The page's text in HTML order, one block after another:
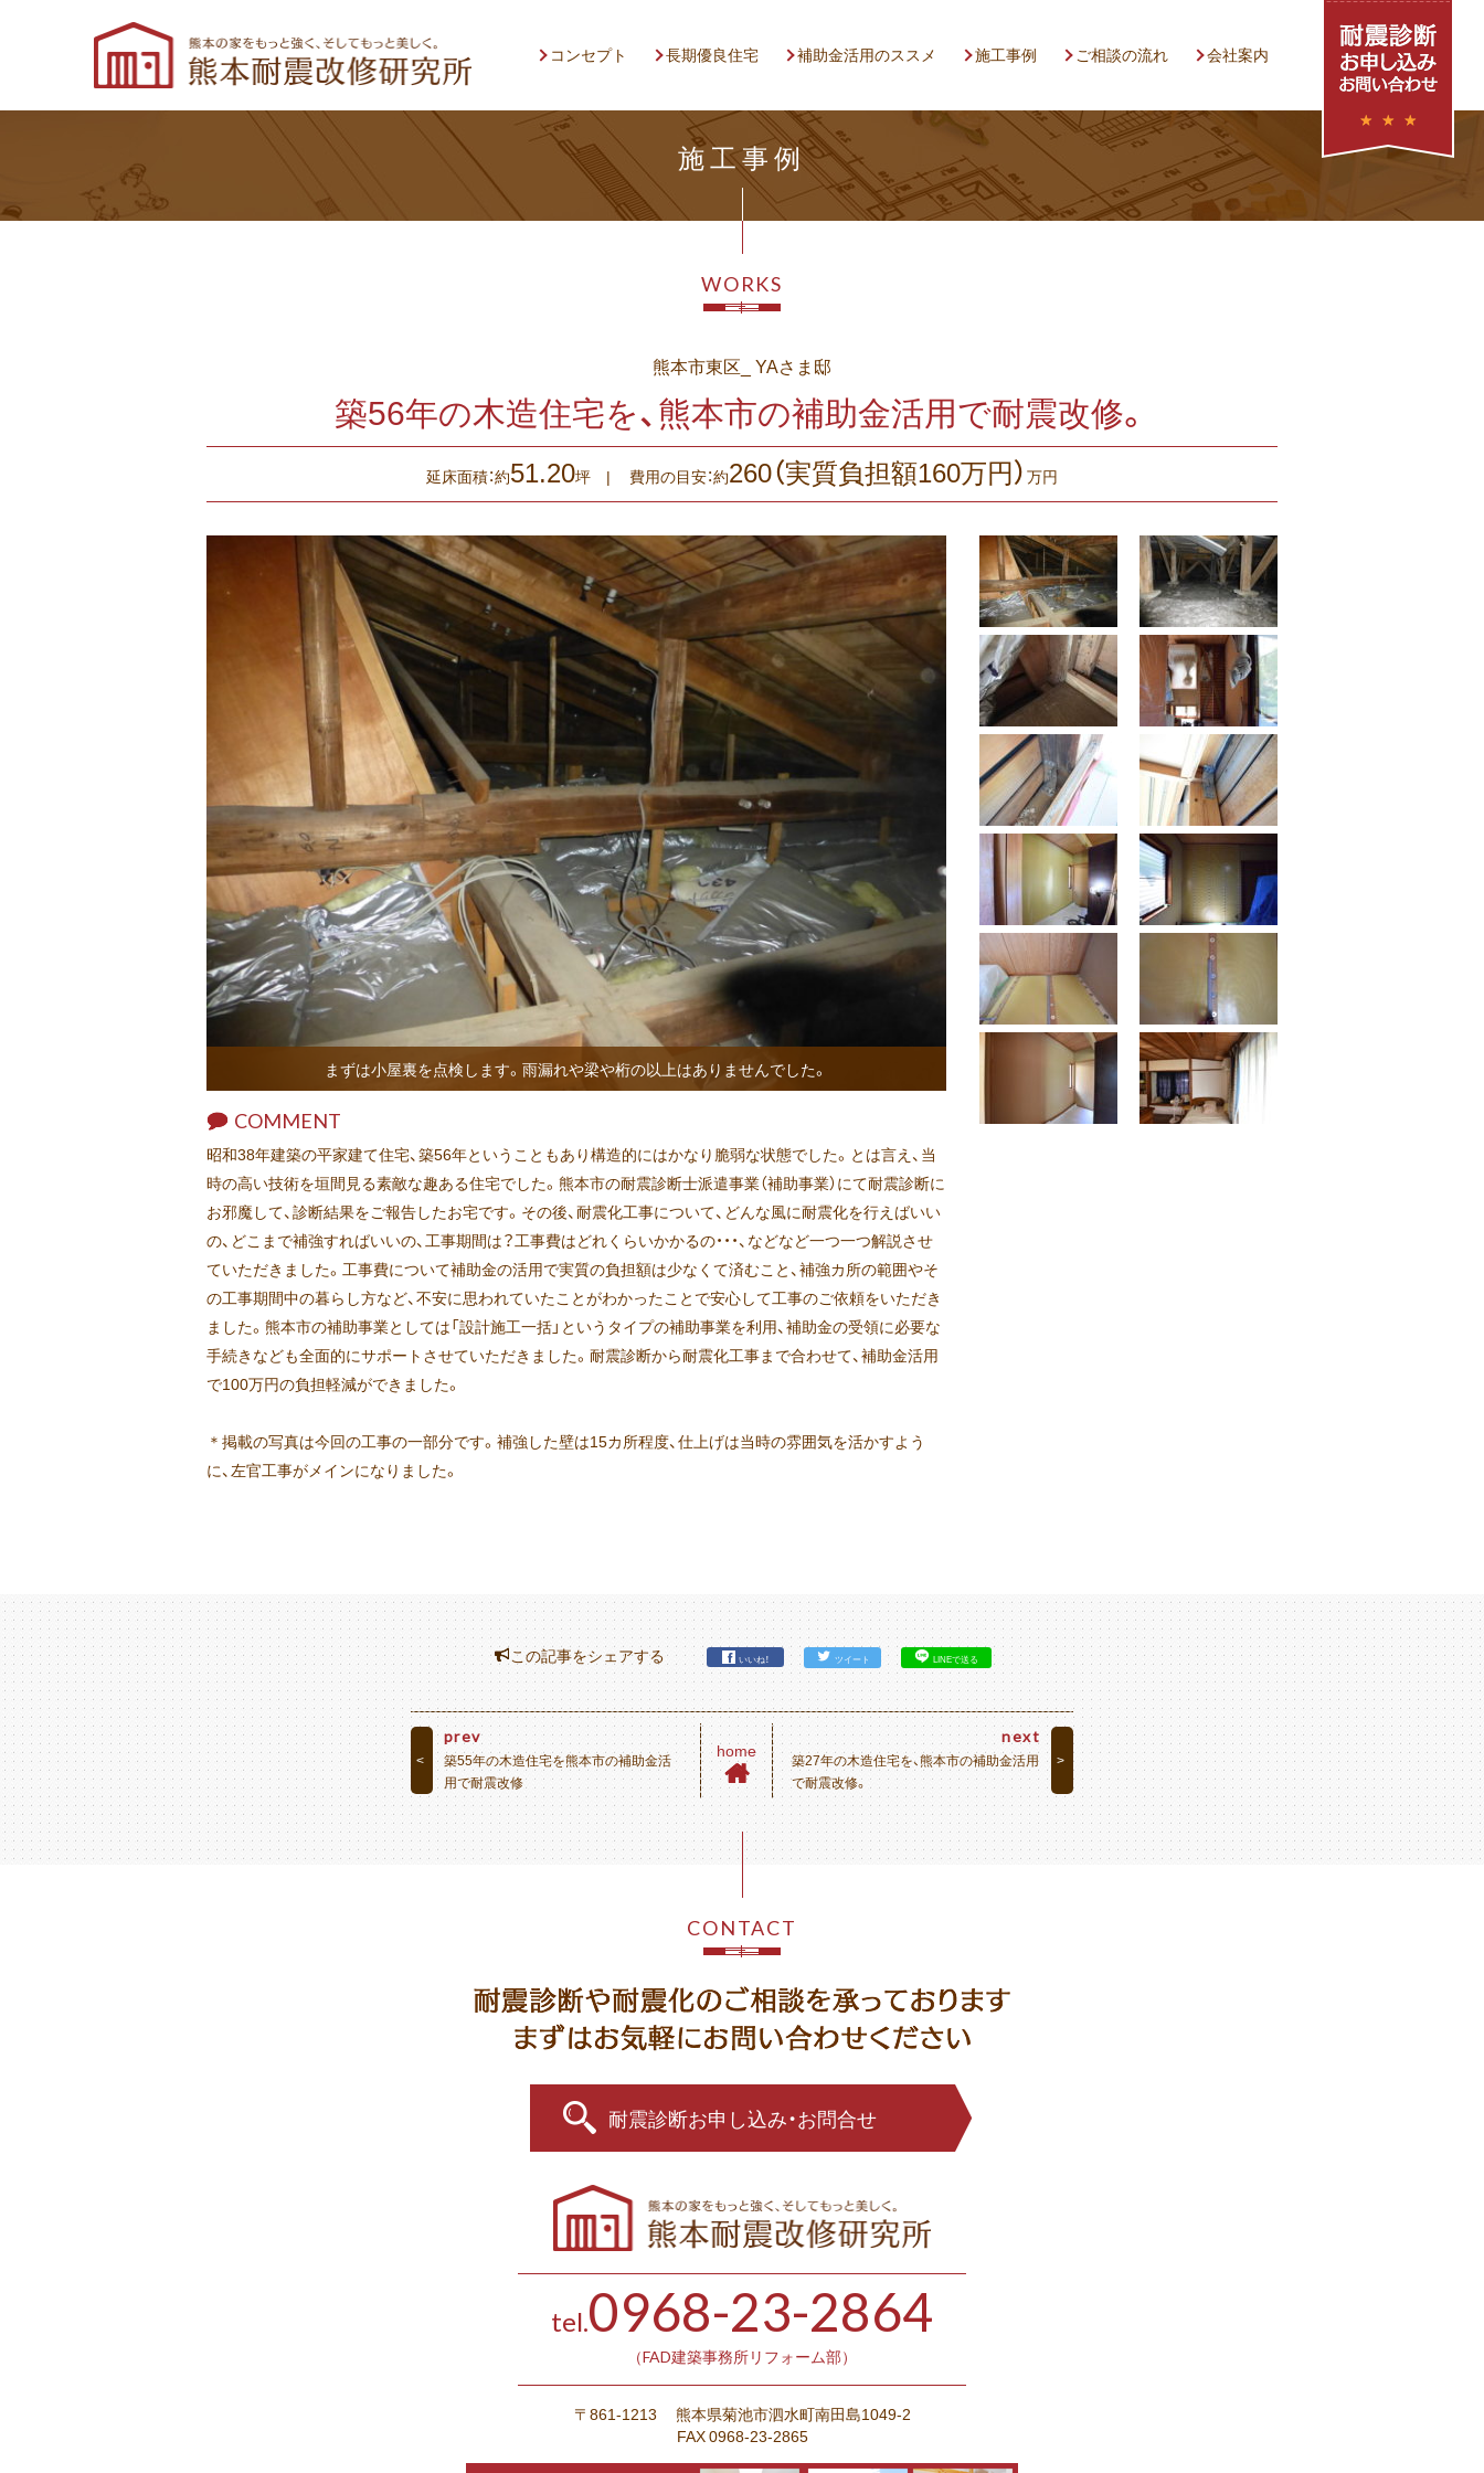
コンセプト 長期優良住宅 補助金活用のススメ 施工事例 ご相談の流れ 会社案内
施工事例
WORKS
熊本市東区 YAさま邸
築56年の木造住宅を、熊本市の補助金活用で耐震改修。
延床面積：約51.20坪 | 費用の目安：約260（実質負担額160万円） 万円
まずは小屋裏を点検します。雨漏れや梁や桁の以上はありませんでした。
COMMENT
昭和38年建築の平家建て住宅、築56年ということもあり構造的にはかなり脆弱な状態でした。とは言え、当
時の高い技術を垣間見る素敵な趣ある住宅でした。熊本市の耐震診断士派遣事業（補助事業）にて耐震診断に
お邪魔して、診断結果をご報告したお宅です。その後、耐震化工事について、どんな風に耐震化を行えばいい
の、どこまで補強すればいいの、工事期間は？工事費はどれくらいかかるの・・・、などなど一つ一つ解説させ
ていただきました。工事費について補助金の活用で実質の負担額は少なくて済むこと、補強カ所の範囲やそ
の工事期間中の暮らし方など、不安に思われていたことがわかったことで安心して工事のご依頼をいただき
ました。熊本市の補助事業としては「設計施工一括」というタイプの補助事業を利用、補助金の受領に必要な
手続きなども全面的にサポートさせていただきました。耐震診断から耐震化工事まで合わせて、補助金活用
で100万円の負担軽減ができました。
＊掲載の写真は今回の工事の一部分です。補強した壁は15カ所程度、仕上げは当時の雰囲気を活かすよう
に、左官工事がメインになりました。
この記事をシェアする いいね！ ツイート LINEで送る
<
prev
築55年の木造住宅を熊本市の補助金活
用で耐震改修
home
next
築27年の木造住宅を、熊本市の補助金活用
で耐震改修。
>
CONTACT
耐震診断お申し込み・お問合せ
tel.0968-23-2864
（FAD建築事務所リフォーム部）
〒861-1213
熊本県菊池市泗水町南田島1049-2
FAX 0968-23-2865